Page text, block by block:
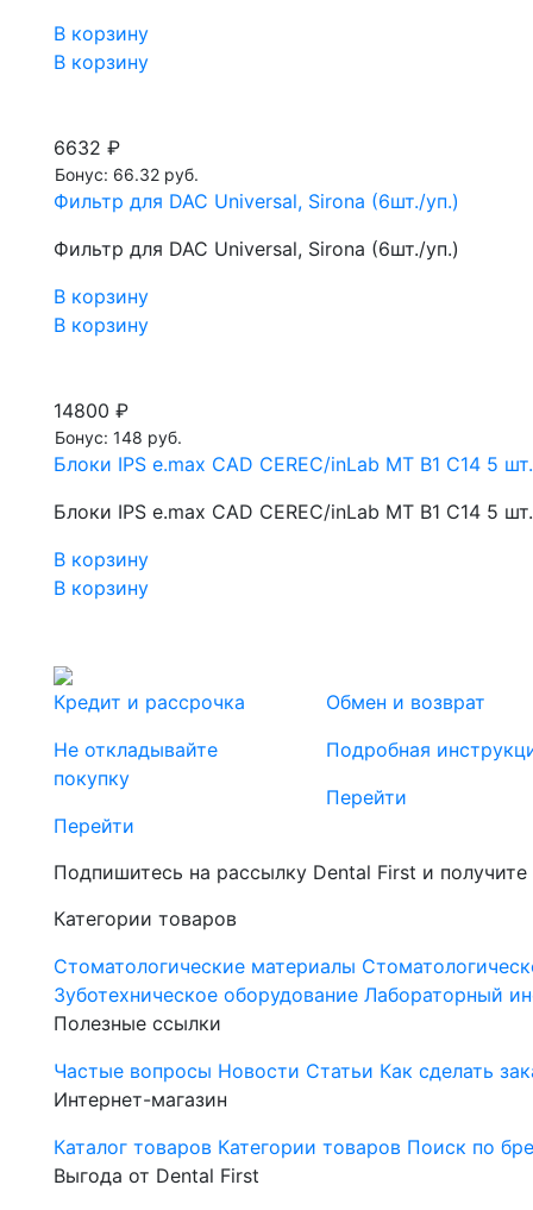
В корзину
В корзину
6632 ₽
Бонус: 66.32 руб.
Фильтр для DAC Universal, Sirona (6шт./уп.)
Фильтр для DAC Universal, Sirona (6шт./уп.)
В корзину
В корзину
14800 ₽
Бонус: 148 руб.
Блоки IPS e.max CAD CEREC/inLab MT B1 C14 5 шт.
Блоки IPS e.max CAD CEREC/inLab MT B1 C14 5 шт.
В корзину
В корзину
Кредит и рассрочка
Не откладывайте
покупку
Перейти
Обмен и возврат
Подробная
Перейти
Подпишитесь на рассылку Dental First и
Категории товаров
Стоматологические материалы
Зуботехническое оборудование Лабораторный
Полезные ссылки
Частые вопросы Новости Статьи Как сделать
Интернет-магазин
Каталог товаров Категории товаров Поиск по
Выгода от Dental First